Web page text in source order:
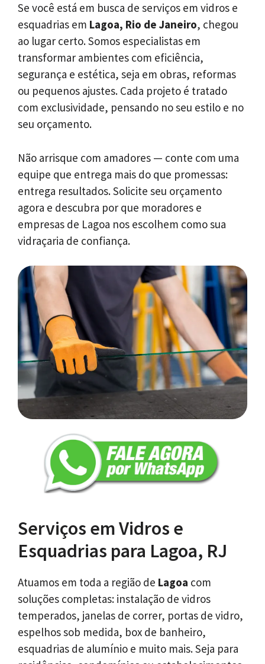
Se você está em busca de serviços em vidros e
esquadrias em Lagoa, Rio de Janeiro, chegou
ao lugar certo. Somos especialistas em
transformar ambientes com eficiência,
segurança e estética, seja em obras, reformas
ou pequenos ajustes. Cada projeto é tratado
com exclusividade, pensando no seu estilo e no
seu orçamento.
Não arrisque com amadores — conte com uma
equipe que entrega mais do que promessas:
entrega resultados. Solicite seu orçamento
agora e descubra por que moradores e
empresas de Lagoa nos escolhem como sua
vidraçaria de confiança.
Serviços em Vidros e
Esquadrias para Lagoa, RJ
Atuamos em toda a região de Lagoa com
soluções completas: instalação de vidros
temperados, janelas de correr, portas de vidro,
espelhos sob medida, box de banheiro,
esquadrias de alumínio e muito mais. Seja para